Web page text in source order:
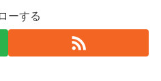
ーする